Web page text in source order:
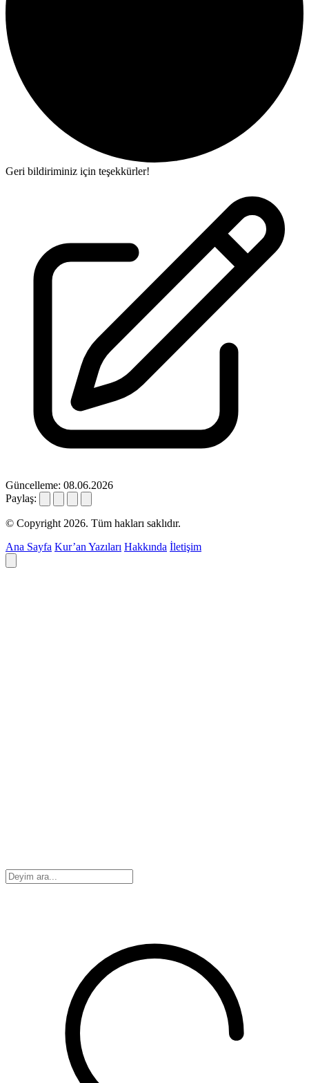
Geri bildiriminiz için teşekkürler!
Güncelleme: 08.06.2026
Paylaş:
© Copyright 2026. Tüm hakları saklıdır.
Ana Sayfa Kur’an Yazıları Hakkında İletişim